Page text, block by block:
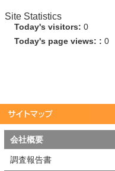
Site Statistics
Today's visitors: 0
Today's page views: : 0
会社概要
調査報告書